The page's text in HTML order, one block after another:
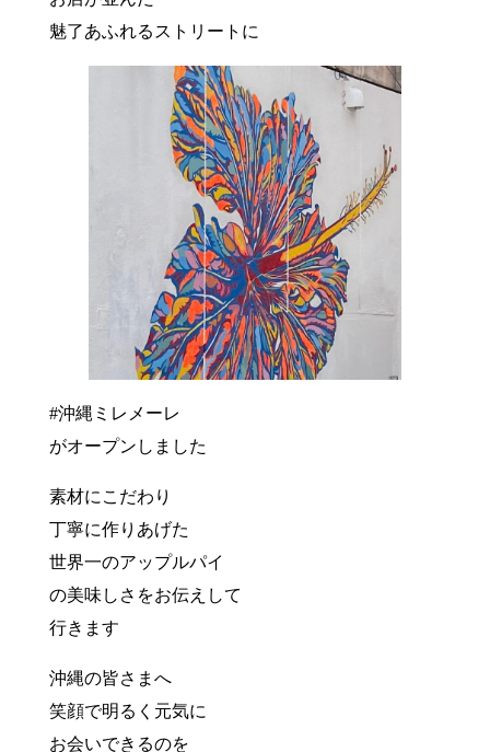
魅了あふれるストリートに
#沖縄ミレメーレ
がオープンしました
素材にこだわり
丁寧に作りあげた
世界一のアップルパイ
の美味しさをお伝えして
行きます
沖縄の皆さまへ
笑顔で明るく元気に
お会いできるのを